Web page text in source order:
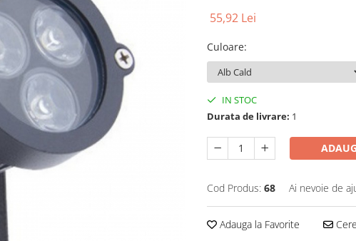
55,92 Lei
Culoare:
IN STOC
Durata de livrare: 1
Cod Produs: 68 Ai nevoie de
Adauga la Favorite